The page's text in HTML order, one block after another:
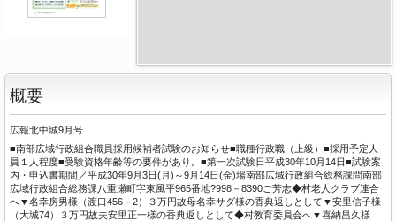
概要
広報北中城9月号
■南部広域行政組合職員採用候補者試験のお知らせ■職種行政職（上級）■採用予定人
員１人程度■受験資格年齢等の要件があり。■第一次試験日平成30年10月14日■試験案
内・申込書期間／平成30年9月3日(月)～9月14日(金)場南部広域行政組合総務課問南部
広域行政組合総務課八重瀬町字東風平965番地?998－8390ご芳志◆村老人クラブ連合
へ▼名幸房男様（渡口456－2）３万円故母名幸サダ様の香典返しとして▼安里信子様
（大城74）３万円故夫安里正一様の香典返しとして◆村教育委員会へ▼喜納昌久様